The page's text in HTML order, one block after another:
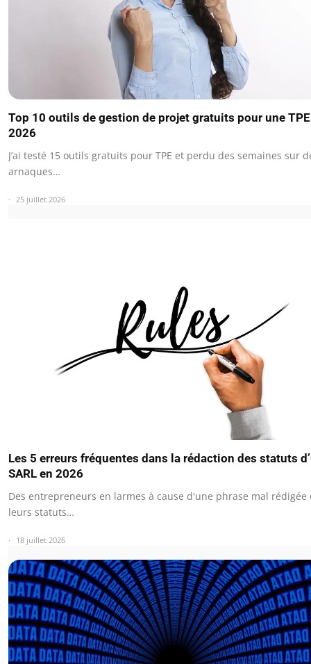
Top 10 outils de gestion de projet gratuits pour une
2026
J’ai testé 15 outils gratuits pour TPE et perdu des semaines sur
arnaques…
25 juillet 2026
Les 5 erreurs fréquentes dans la rédaction des statuts
SARL en 2026
Des entrepreneurs en larmes à cause d'une phrase mal rédigée
leurs statuts…
18 juillet 2026